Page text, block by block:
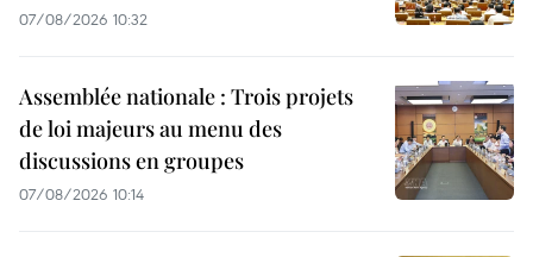
07/08/2026 10:32
Assemblée nationale : Trois projets
de loi majeurs au menu des
discussions en groupes
07/08/2026 10:14